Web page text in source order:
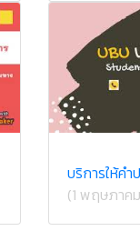
บริการให้คำ
(1 พฤษภาค